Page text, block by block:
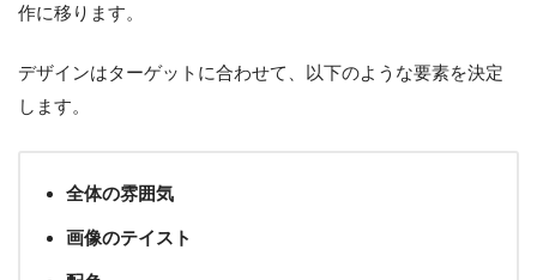
作に移ります。
デザインはターゲットに合わせて、以下のような要素を決定
します。
全体の雰囲気
画像のテイスト